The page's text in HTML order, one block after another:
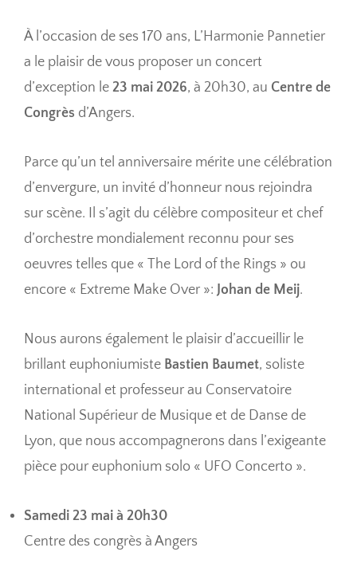
À l’occasion de ses 170 ans, L’Harmonie Pannetier
a le plaisir de vous proposer un concert
d’exception le 23 mai 2026, à 20h30, au Centre de
Congrès d’Angers.
Parce qu’un tel anniversaire mérite une célébration
d’envergure, un invité d’honneur nous rejoindra
sur scène. Il s’agit du célèbre compositeur et chef
d’orchestre mondialement reconnu pour ses
oeuvres telles que « The Lord of the Rings » ou
encore « Extreme Make Over »: Johan de Meij.
Nous aurons également le plaisir d’accueillir le
brillant euphoniumiste Bastien Baumet, soliste
international et professeur au Conservatoire
National Supérieur de Musique et de Danse de
Lyon, que nous accompagnerons dans l’exigeante
pièce pour euphonium solo « UFO Concerto ».
Samedi 23 mai à 20h30
Centre des congrès à Angers